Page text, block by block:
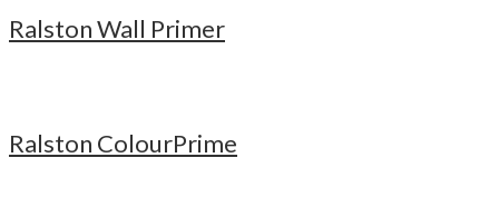
Ralston Wall Primer
Ralston ColourPrime